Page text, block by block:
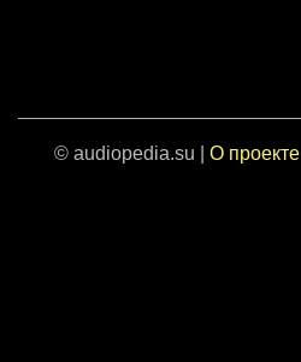
© audiopedia.su | О проекте